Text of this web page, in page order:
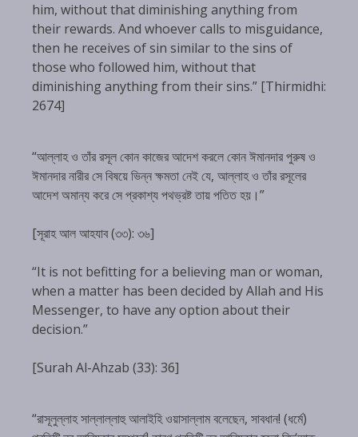
him, without that diminishing anything from
their rewards. And whoever calls to misguidance,
then he receives of sin similar to the sins of
those who followed him, without that
diminishing anything from their sins.” [Thirmidhi:
2674]
“আল্লাহ ও তাঁর রসূল কোন কাজের আদেশ করলে কোন ঈমানদার পুরুষ ও
ঈমানদার নারীর সে বিষয়ে ভিন্ন ক্ষমতা নেই যে, আল্লাহ ও তাঁর রসূলের
আদেশ অমান্য করে সে প্রকাশ্য পথভ্রষ্ট তায় পতিত হয়।”
[সূরাহ আল আহযাব (৩৩): ৩৬]
“It is not befitting for a believing man or woman,
when a matter has been decided by Allah and His
Messenger, to have any option about their
decision.”
[Surah Al-Ahzab (33): 36]
“রাসূলুল্লাহ সাল্লাল্লাহু আলাইহি ওয়াসাল্লাম বলেছেন, সাবধান! (ধর্মে)